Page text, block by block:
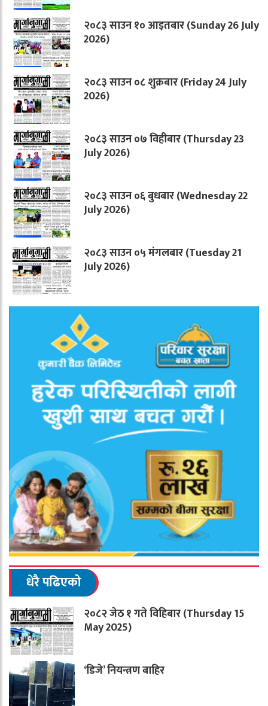
२०८३ साउन १० आइतबार (Sunday 26 July
2026)
२०८३ साउन ०८ शुक्रबार (Friday 24 July
2026)
२०८३ साउन ०७ विहीबार (Thursday 23
July 2026)
२०८३ साउन ०६ बुधबार (Wednesday 22
July 2026)
२०८३ साउन ०५ मंगलबार (Tuesday 21
July 2026)
धेरै पढिएको
२०८२ जेठ १ गते विहिबार (Thursday 15
May 2025)
‘डिजे’ नियन्त्रण बाहिर